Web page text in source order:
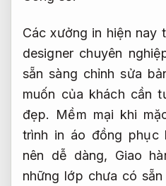
Các xưởng in hiện nay
designer chuyên
sẵn sàng chỉnh sửa
muốn của khách cần
đẹp.
Mềm mại khi
trình in áo đồng phục
nên dễ dàng, Giao
những lớp chưa có